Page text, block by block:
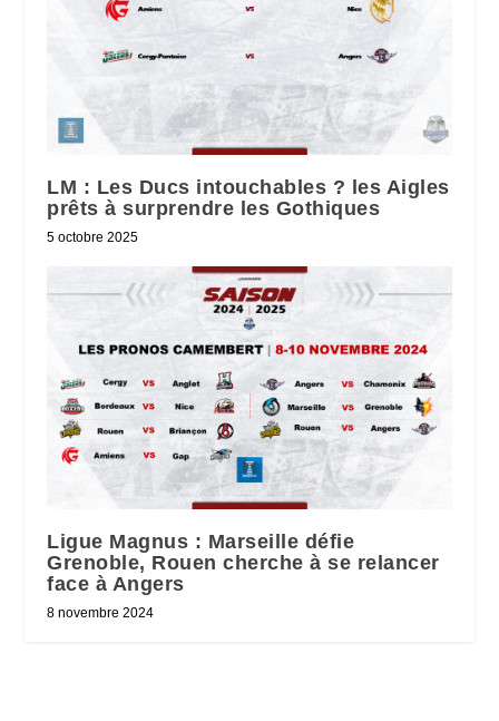
LM : Les Ducs intouchables ? les Aigles
prêts à surprendre les Gothiques
5 octobre 2025
Ligue Magnus : Marseille défie
Grenoble, Rouen cherche à se relancer
face à Angers
8 novembre 2024